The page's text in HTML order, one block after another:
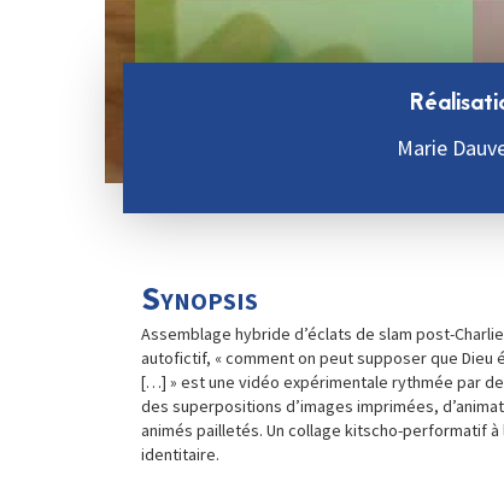
Marie
Synopsis
Assemblage hybride d’éclats de slam post-
autofictif, « comment on peut supposer que Dieu
[…] » est une vidéo expérimentale rythmée par
des superpositions d’images imprimées,
animés pailletés. Un collage kitscho-performatif à
identitaire.